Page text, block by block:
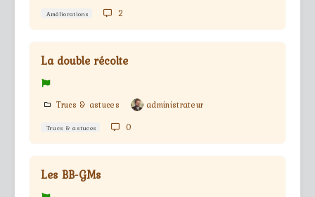
Améliorations 2
La double récolte
Trucs & astuces administrateur
Trucs & astuces 0
Les BB-GMs